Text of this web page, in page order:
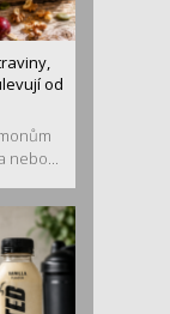
od
nebo...